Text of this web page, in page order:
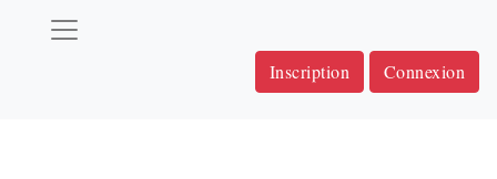
Inscription Connexion